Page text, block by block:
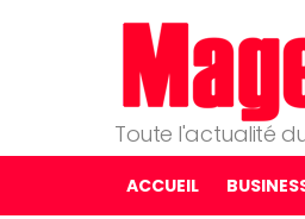
Toute l'actualité
ACCUEIL